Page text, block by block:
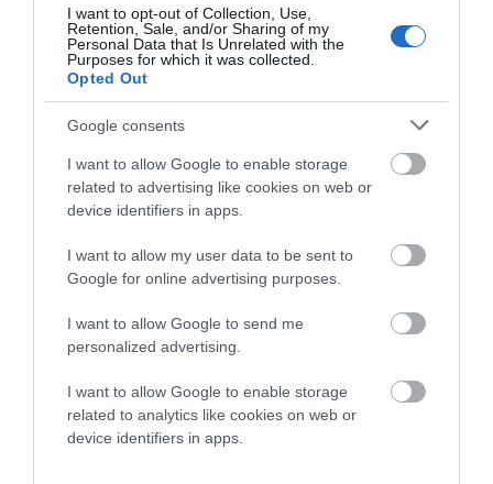
I want to opt-out of Collection, Use,
Retention, Sale, and/or Sharing of my
Personal Data that Is Unrelated with the
Purposes for which it was collected.
Opted Out
Google consents
I want to allow Google to enable storage
related to advertising like cookies on web or
device identifiers in apps.
I want to allow my user data to be sent to
Google for online advertising purposes.
I want to allow Google to send me
personalized advertising.
I want to allow Google to enable storage
related to analytics like cookies on web or
device identifiers in apps.